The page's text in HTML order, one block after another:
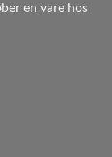
en vare hos